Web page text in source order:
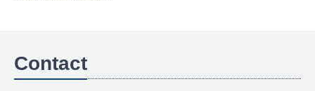
Contact